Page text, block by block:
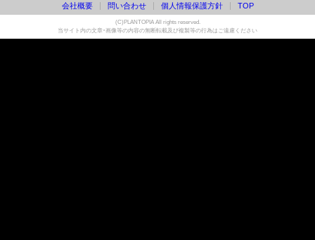
会社概要 問い合わせ 個人情報保護方針 TOP
(C)PLANTOPIA All rights reserved.
当サイト内の文章・画像等の内容の無断転載及び複製等の行為はご遠慮ください